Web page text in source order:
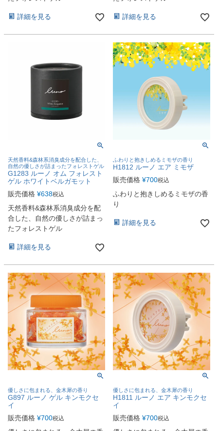
詳細を見る 詳細を見る
天然香料&森林系消臭成分を配合した、
自然の優しさが詰まったフォレストゲル
G1283 ルーノ オム フォレスト
ゲル ホワイトベルガモット
販売価格 ¥638税込
天然香料&森林系消臭成分を配
合した、自然の優しさが詰まっ
たフォレストゲル
詳細を見る
ふわりと抱きしめるミモザの香り
H1812 ルーノ エア ミモザ
販売価格 ¥700税込
ふわりと抱きしめるミモザの香
り
詳細を見る
優しさに包まれる、金木犀の香り
G897 ルーノ ゲル キンモクセ
イ
販売価格 ¥700税込
優しさに包まれる、金木犀の香り
H1811 ルーノ エア キンモクセ
イ
販売価格 ¥700税込